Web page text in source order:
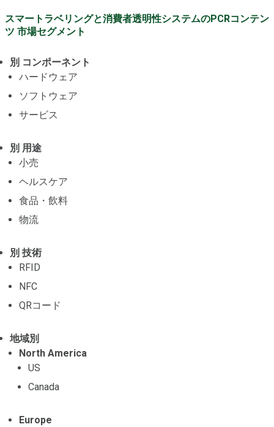
スマートラベリングと消費者透明性システムのPCRコンテン
ツ 市場セグメント
別 コンポーネント
ハードウェア
ソフトウェア
サービス
別 用途
小売
ヘルスケア
食品・飲料
物流
別 技術
RFID
NFC
QRコード
地域別
North America
US
Canada
Europe